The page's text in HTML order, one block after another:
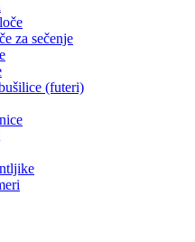
za sečenje
(futeri)